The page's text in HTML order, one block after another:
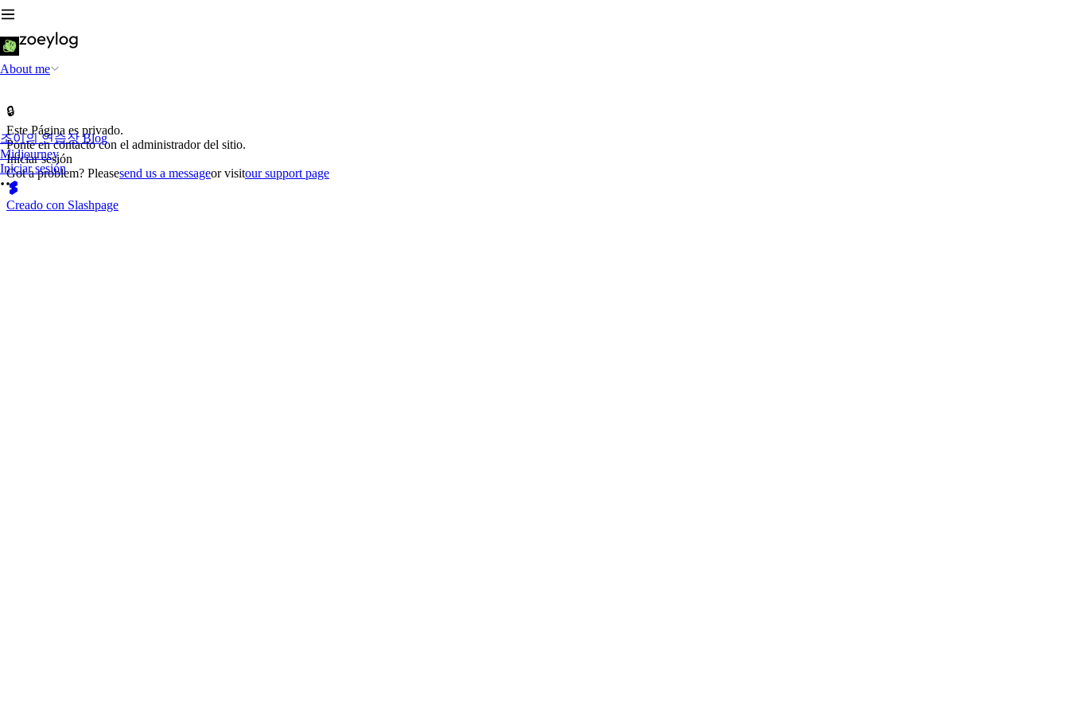
About me
조이의 연습장 Blog
Midjourney
Iniciar sesión
🔒
Este Página es privado.
Ponte en contacto con el administrador del sitio.
Iniciar sesión
Got a problem? Pleasesend us a messageor visitour support page
Creado con Slashpage